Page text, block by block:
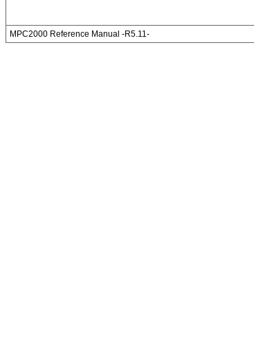
MPC2000 Reference Manual -R5.11-